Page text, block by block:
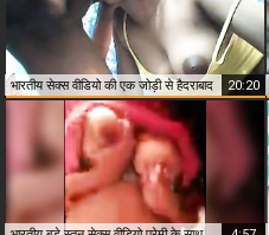
भारतीय सेक्स वीडियो की एक जोड़ी से हैदराबाद 20:20